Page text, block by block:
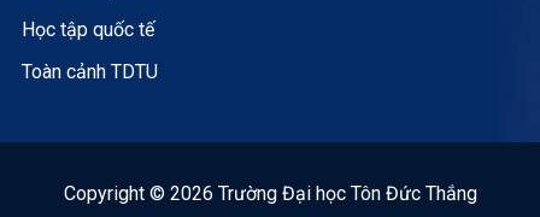
Học tập quốc tế
Toàn cảnh TDTU
Copyright © 2026 Trường Đại học Tôn Đức Thắng